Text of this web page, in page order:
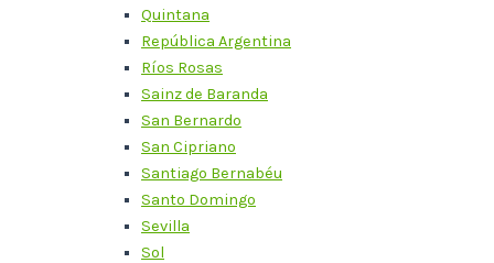
Quintana
República Argentina
Ríos Rosas
Sainz de Baranda
San Bernardo
San Cipriano
Santiago Bernabéu
Santo Domingo
Sevilla
Sol